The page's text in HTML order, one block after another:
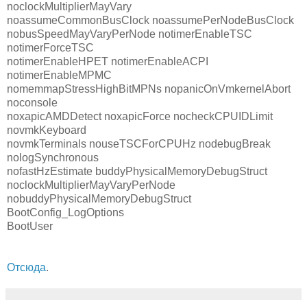
noclockMultiplierMayVary
noassumeCommonBusClock noassumePerNodeBusClock
nobusSpeedMayVaryPerNode notimerEnableTSC
notimerForceTSC
notimerEnableHPET notimerEnableACPI
notimerEnableMPMC
nomemmapStressHighBitMPNs nopanicOnVmkernelAbort
noconsole
noxapicAMDDetect noxapicForce nocheckCPUIDLimit
novmkKeyboard
novmkTerminals nouseTSCForCPUHz nodebugBreak
nologSynchronous
nofastHzEstimate buddyPhysicalMemoryDebugStruct
noclockMultiplierMayVaryPerNode
nobuddyPhysicalMemoryDebugStruct
BootConfig_LogOptions
BootUser
Отсюда.